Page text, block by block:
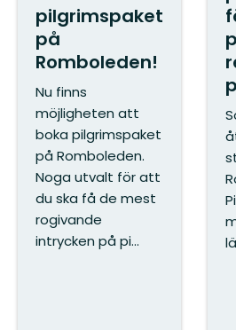
pilgrimspaket
på
Romboleden!
Nu finns
möjligheten att
boka pilgrimspaket
på Romboleden.
Noga utvalt för att
du ska få de mest
rogivande
intrycken på pi...